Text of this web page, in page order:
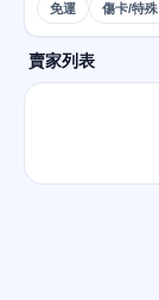
免運 傷卡/特殊
賣家列表